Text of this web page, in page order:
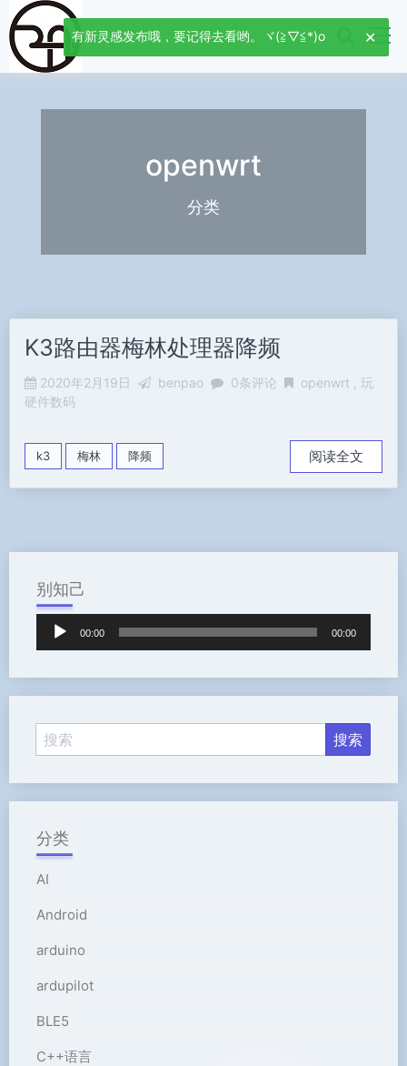
openwrt
分类
K3路由器梅林处理器降频
2020年2月19日 benpao 0条评论 openwrt
玩
硬件数码
k3 梅林 降频 阅读全文
别知己
放
00:00 00:00
分类
AI
Android
arduino
ardupilot
BLE5
C++语言
有新灵感发布哦，要记得去看哟。ヾ(≧▽≦*)o